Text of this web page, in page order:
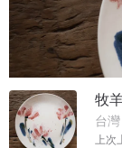
牧
台
上次